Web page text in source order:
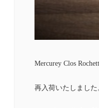
Mercurey Clos
再入荷いたしました